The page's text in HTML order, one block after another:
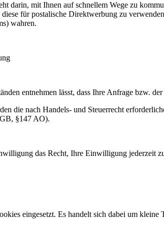
darin, mit Ihnen auf schnellem Wege zu
für postalische Direktwerbung zu
wahren.
entnehmen lässt, dass Ihre Anfrage bzw.
die nach Handels- und Steuerrecht
§147 AO).
das Recht, Ihre Einwilligung jederzeit
eingesetzt. Es handelt sich dabei um